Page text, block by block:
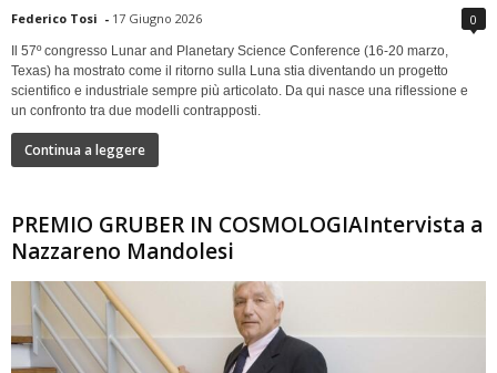
Federico Tosi - 17 Giugno 2026 0
Il 57º congresso Lunar and Planetary Science Conference (16-20 marzo,
Texas) ha mostrato come il ritorno sulla Luna stia diventando un progetto
scientifico e industriale sempre più articolato. Da qui nasce una riflessione e
un confronto tra due modelli contrapposti.
Continua a leggere
PREMIO GRUBER IN COSMOLOGIAIntervista a
Nazzareno Mandolesi